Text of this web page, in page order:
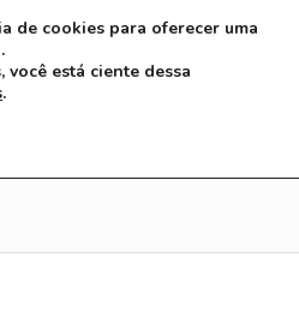
Crise
de cookies para oferecer uma
está ciente dessa
.